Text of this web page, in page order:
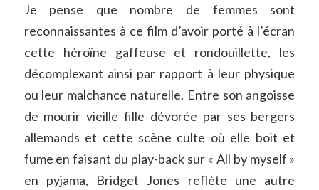
Je pense que nombre de femmes sont
reconnaissantes à ce film d’avoir porté à l’écran
cette héroïne gaffeuse et rondouillette, les
décomplexant ainsi par rapport à leur physique
ou leur malchance naturelle. Entre son angoisse
de mourir vieille fille dévorée par ses bergers
allemands et cette scène culte où elle boit et
fume en faisant du play-back sur « All by myself »
en pyjama, Bridget Jones reflète une autre